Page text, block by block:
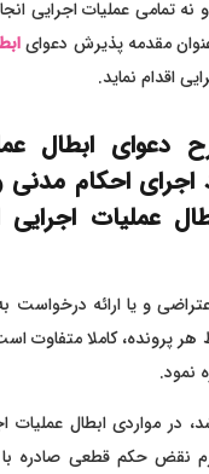
نه تمامی عملیات اجرایی
عنوان مقدمه پذیرش دعوای
اقدام نماید.
دعوای ابطال
اجرای احکام
عملیات اجرایی
و یا ارائه درخواست به
هر پرونده، کاملا متفاوت
نمود.
در مواردی ابطال عملیات
نقض حکم قطعی صادره